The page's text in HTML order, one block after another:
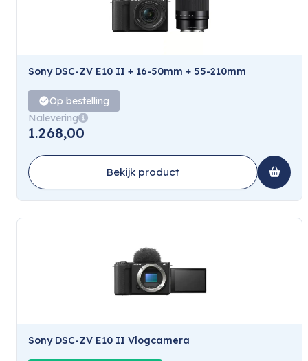
Sony DSC-ZV E10 II + 16-50mm + 55-210mm
Op bestelling
Nalevering
1.268,00
Bekijk product
Sony DSC-ZV E10 II Vlogcamera